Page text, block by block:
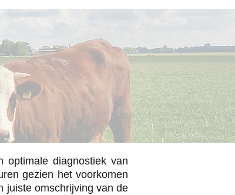
optimale diagnostiek van
gezien het voorkomen
juiste omschrijving van de